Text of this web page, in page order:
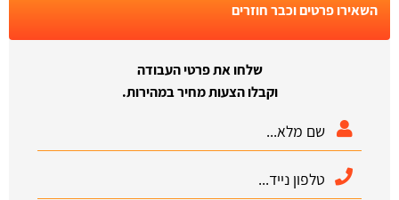
השאירו פרטים וכבר חוזרים
שלחו את פרטי העבודה
וקבלו הצעות מחיר במהירות.